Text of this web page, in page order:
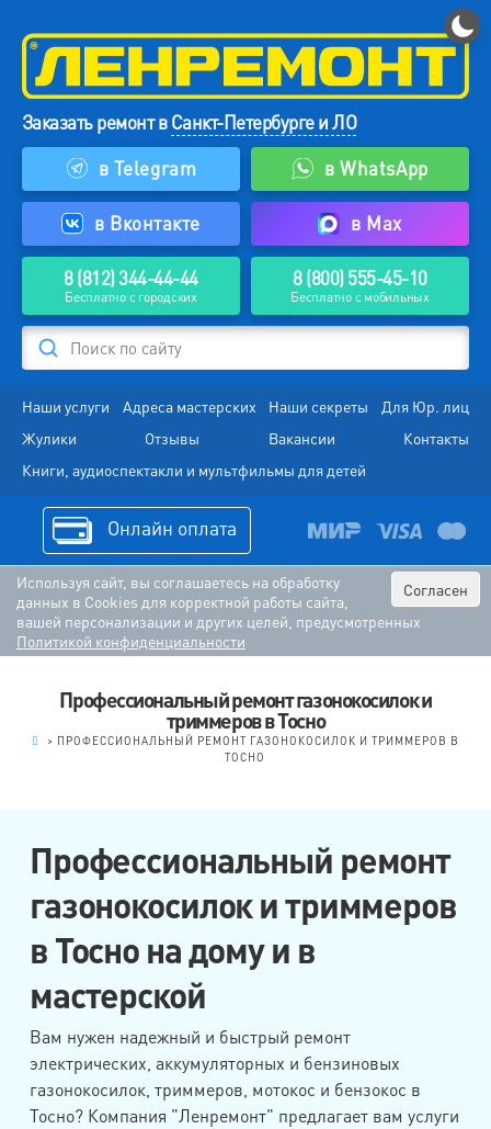
Заказать ремонт вСанкт-Петербурге и ЛО
в Telegram
в WhatsApp
в Вконтакте в Max
8 (812) 344-44-44
Бесплатно с городских
8 (800) 555-45-10
Бесплатно с мобильных
Поиск по сайту
Наши услуги Адреса мастерских Наши секреты
Для Юр. лиц
Жулики
Отзывы Вакансии
Контакты
Книги, аудиоспектакли и мультфильмы для детей
Онлайн оплата
Согласен
Используя сайт, вы соглашаетесь на обработку
данных в Cookies для корректной работы сайта,
вашей персонализации и других целей, предусмотренных
Политикой конфиденциальности
Профессиональный ремонт газонокосилок и
триммеров в Тосно
> ПРОФЕССИОНАЛЬНЫЙ РЕМОНТ ГАЗОНОКОСИЛОК И ТРИММЕРОВ В
ТОСНО
Профессиональный ремонт
газонокосилок и триммеров
в Тосно на дому и в
мастерской
Вам нужен надежный и быстрый ремонт
электрических, аккумуляторных и бензиновых
газонокосилок, триммеров, мотокос и бензокос в
Тосно? Компания "Ленремонт" предлагает вам услуги